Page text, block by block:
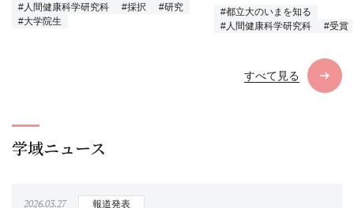
#人間健康科学研究科
#採択
#研究
#大学院生
#都立大のいまを知る
#人間健康科学研究科
#受賞
すべて見る
学域ニュース
2026.03.27 報道発表